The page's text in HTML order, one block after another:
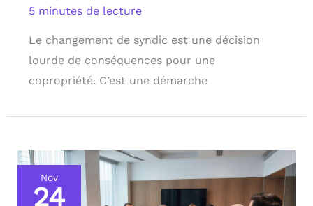
5 minutes de lecture
Le changement de syndic est une décision
lourde de conséquences pour une
copropriété. C’est une démarche
Nov
24